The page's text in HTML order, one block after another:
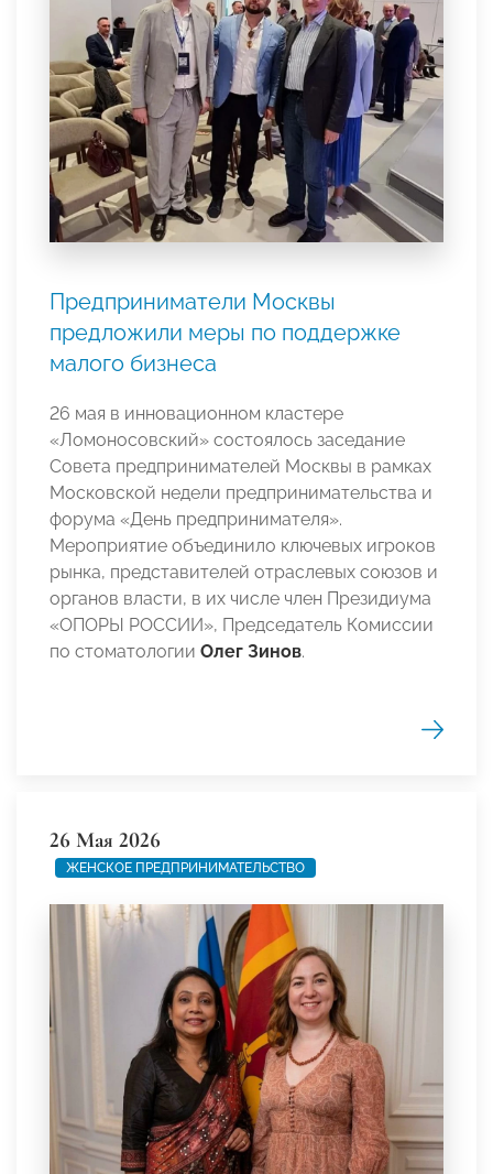
Предприниматели Москвы
предложили меры по поддержке
малого бизнеса
26 мая в инновационном кластере
«Ломоносовский» состоялось заседание
Совета предпринимателей Москвы в рамках
Московской недели предпринимательства и
форума «День предпринимателя».
Мероприятие объединило ключевых игроков
рынка, представителей отраслевых союзов и
органов власти, в их числе член Президиума
«ОПОРЫ РОССИИ», Председатель Комиссии
по стоматологии Олег Зинов.
26 Мая 2026
ЖЕНСКОЕ ПРЕДПРИНИМАТЕЛЬСТВО